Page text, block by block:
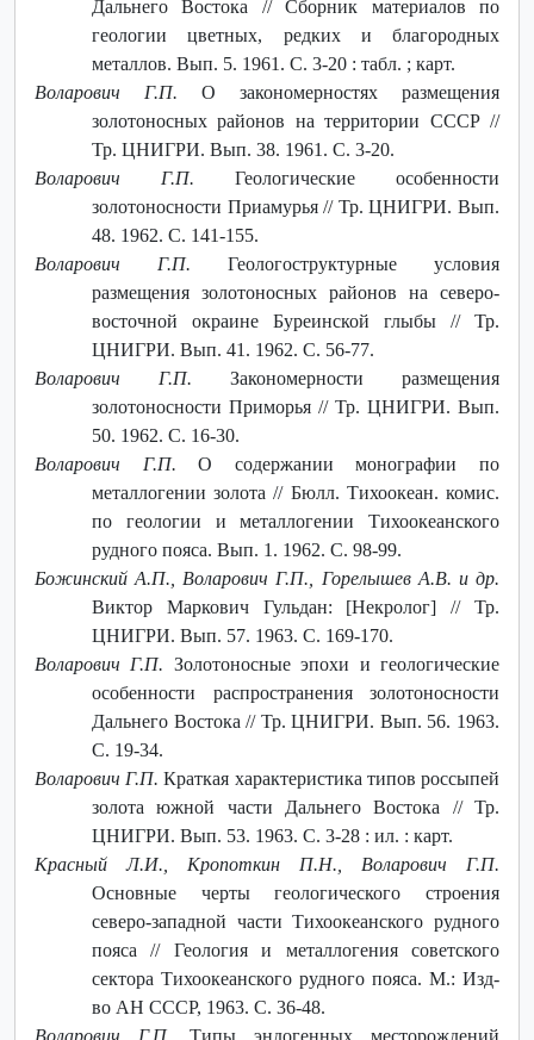
Дальнего Востока // Сборник материалов по
геологии цветных, редких и благородных
металлов. Вып. 5. 1961. С. 3-20 : табл. ; карт.
Воларович Г.П. О закономерностях размещения
золотоносных районов на территории СССР //
Тр. ЦНИГРИ. Вып. 38. 1961. С. 3-20.
Воларович Г.П. Геологические особенности
золотоносности Приамурья // Тр. ЦНИГРИ. Вып.
48. 1962. С. 141-155.
Воларович Г.П. Геологоструктурные условия
размещения золотоносных районов на северо-
восточной окраине Буреинской глыбы // Тр.
ЦНИГРИ. Вып. 41. 1962. С. 56-77.
Воларович Г.П. Закономерности размещения
золотоносности Приморья // Тр. ЦНИГРИ. Вып.
50. 1962. С. 16-30.
Воларович Г.П.О содержании монографии по
металлогении золота // Бюлл. Тихоокеан. комис.
по геологии и металлогении Тихоокеанского
рудного пояса. Вып. 1. 1962. С. 98-99.
Божинский А.П., Воларович Г.П., Горелышев А.В. и др.
Виктор Маркович Гульдан: [Некролог] // Тр.
ЦНИГРИ. Вып. 57. 1963. С. 169-170.
Воларович Г.П. Золотоносные эпохи и геологические
особенности распространения золотоносности
Дальнего Востока // Тр. ЦНИГРИ. Вып. 56. 1963.
С. 19-34.
Воларович Г.П. Краткая характеристика типов россыпей
золота южной части Дальнего Востока // Тр.
ЦНИГРИ. Вып. 53. 1963. С. 3-28 : ил. : карт.
Красный Л.И., Кропоткин П.Н., Воларович Г.П.
Основные черты геологического строения
северо-западной части Тихоокеанского рудного
пояса // Геология и металлогения советского
сектора Тихоокеанского рудного пояса. М.: Изд-
во АН СССР, 1963. С. 36-48.
Воларович Г.П.
Типы эндогенных месторождений